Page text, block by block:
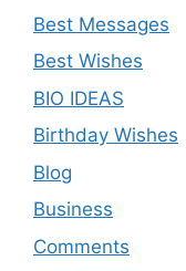
Best Messages
Best Wishes
BIO IDEAS
Birthday Wishes
Blog
Business
Comments